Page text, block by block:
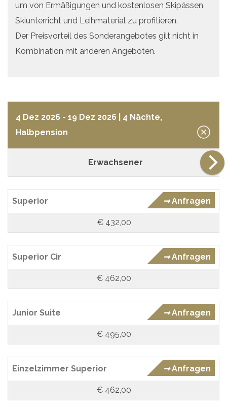
um von Ermäßigungen und kostenlosen Skipässen,
Skiunterricht und Leihmaterial zu profitieren.
Der Preisvorteil des Sonderangebotes gilt nicht in
Kombination mit anderen Angeboten.
4 Dez 2026 - 19 Dez 2026
| 4 Nächte,
Halbpension
Erwachsener
Superior ➞Anfragen
€ 432,00
Superior Cir ➞Anfragen
€ 462,00
Junior Suite ➞Anfragen
€ 495,00
Einzelzimmer Superior ➞Anfragen
€ 462,00